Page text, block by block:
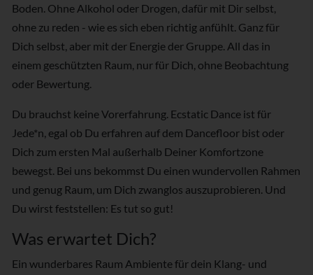
Boden. Ohne Alkohol oder Drogen, dafür mit Dir selbst,
ohne zu reden - wie es sich eben richtig anfühlt. Ganz für
Dich selbst, aber mit der Energie der Gruppe. All das in
einem geschützten Raum, nur für Dich, ohne Beobachtung
oder Bewertung.
Du brauchst keine Vorerfahrung. Ecstatic Dance ist für
Jede*n, egal ob Du erfahren auf dem Dancefloor bist oder
Dich zum ersten Mal außerhalb Deiner Komfortzone
bewegst. Bei uns bekommst Du einen wundervollen Rahmen
und genug Raum, um Dich zwanglos auszuprobieren. Und
Du wirst feststellen: Es tut so gut!
Was erwartet Dich?
Ein wunderbares Raum Ambiente für dein Klang- und